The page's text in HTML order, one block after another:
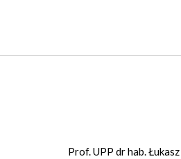
Prof. UPP dr hab.